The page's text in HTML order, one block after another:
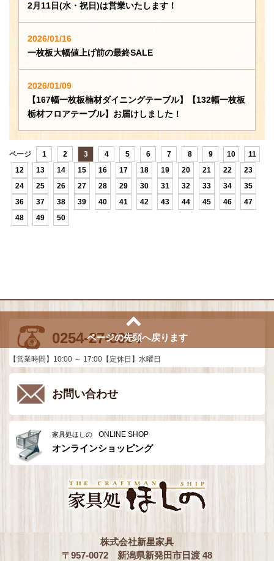
2月11日(水・祝日)は営業いたします！
2026/01/16
一枚板大幅値上げ前の最終SALE
2026/01/09
【167幅一枚板楠材ダイニングテーブル】【132幅一枚板
栃材フロアテーブル】お届けしました！
ページ 1 2 3 4 5 6 7 8 9 10
11
12
13 14 15 16 17 18 19 20 21 22
23
24
25 26 27 28 29 30 31 32 33 34
35
36
37 38 39 40 41 42 43 44 45 46
47
48
49 50
ページの先頭へ戻ります
0254-27-3354
【営業時間】10:00 ～ 17:00【定休日】水曜日
お問い合わせ
家具処ほしの ONLINE SHOP
オンラインショッピング
株式会社新星家具
〒957-0072 新潟県新発田市日渡 48